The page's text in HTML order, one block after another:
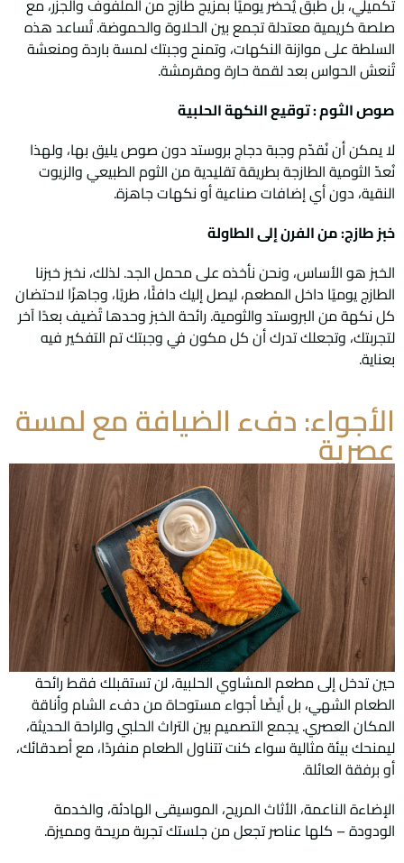
صلصة كريمية معتدلة تجمع بين الحلاوة والحموضة. تُساعد هذه
السلطة على موازنة النكهات، وتمنح وجبتك لمسة باردة ومنعشة
تُنعش الحواس بعد لقمة حارة ومقرمشة.
صوص الثوم : توقيع النكهة الحلبية
لا يمكن أن نُقدّم وجبة دجاج بروستد دون صوص يليق بها، ولهذا
نُعدّ الثومية الطازجة بطريقة تقليدية من الثوم الطبيعي والزيوت
النقية، دون أي إضافات صناعية أو نكهات جاهزة.
خبز طازج: من الفرن إلى الطاولة
الخبز هو الأساس، ونحن نأخذه على محمل الجد. لذلك، نخبز خبزنا
الطازج يوميًا داخل المطعم، ليصل إليك دافئًا، طريًا، وجاهزًا لاحتضان
كل نكهة من البروستد والثومية. رائحة الخبز وحدها تُضيف بعدًا آخر
لتجربتك، وتجعلك تدرك أن كل مكون في وجبتك تم التفكير فيه
بعناية.
الأجواء: دفء الضيافة مع لمسة
عصرية
حين تدخل إلى مطعم المشاوي الحلبية، لن تستقبلك فقط رائحة
الطعام الشهي، بل أيضًا أجواء مستوحاة من دفء الشام وأناقة
المكان العصري. يجمع التصميم بين التراث الحلبي والراحة الحديثة،
ليمنحك بيئة مثالية سواء كنت تتناول الطعام منفردًا، مع أصدقائك،
أو برفقة العائلة.
الإضاءة الناعمة، الأثاث المريح، الموسيقى الهادئة، والخدمة
الودودة – كلها عناصر تجعل من جلستك تجربة مريحة ومميزة.